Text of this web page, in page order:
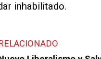
inhabilitado.